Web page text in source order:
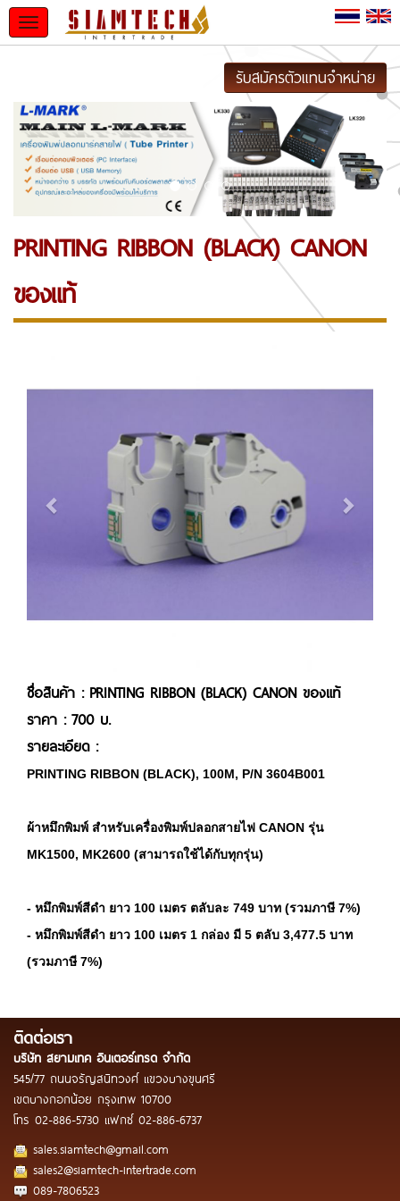
Toggle
รับสมัครตัวแทนจำหน่าย
PRINTING RIBBON (BLACK) CANON
ของแท้
ชื่อสินค้า : PRINTING RIBBON (BLACK) CANON ของแท้
ราคา : 700 บ.
รายละเอียด :
PRINTING RIBBON (BLACK), 100M, P/N 3604B001
ผ้าหมึกพิมพ์ สำหรับเครื่องพิมพ์ปลอกสายไฟ CANON รุ่น
MK1500, MK2600 (สามารถใช้ได้กับทุกรุ่น)
- หมึกพิมพ์สีดำ ยาว 100 เมตร ตลับละ 749 บาท (รวมภาษี 7%)
- หมึกพิมพ์สีดำ ยาว 100 เมตร 1 กล่อง มี 5 ตลับ 3,477.5 บาท
(รวมภาษี 7%)
ติดต่อเรา
บริษัท สยามเทค อินเตอร์เทรด จำกัด
545/77 ถนนจรัญสนิทวงศ์ แขวงบางขุนศรี
เขตบางกอกน้อย กรุงเทพ 10700
โทร 02-886-5730 แฟกซ์ 02-886-6737
sales.siamtech@gmail.com
sales2@siamtech-intertrade.com
089-7806523